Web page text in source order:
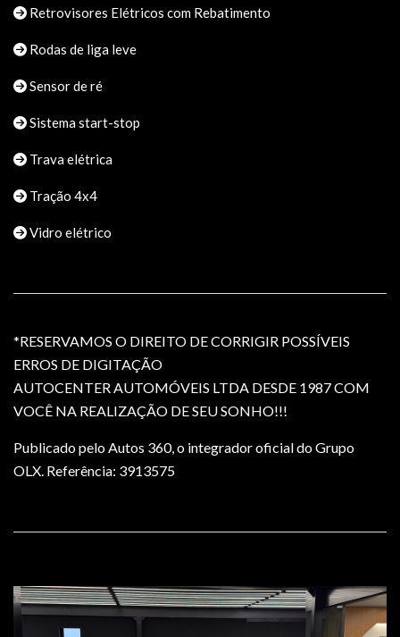
Retrovisores Elétricos com Rebatimento
Rodas de liga leve
Sensor de ré
Sistema start-stop
Trava elétrica
Tração 4x4
Vidro elétrico
*RESERVAMOS O DIREITO DE CORRIGIR POSSÍVEIS
ERROS DE DIGITAÇÃO
AUTOCENTER AUTOMÓVEIS LTDA DESDE 1987 COM
VOCÊ NA REALIZAÇÃO DE SEU SONHO!!!
Publicado pelo Autos 360, o integrador oficial do Grupo
OLX. Referência: 3913575